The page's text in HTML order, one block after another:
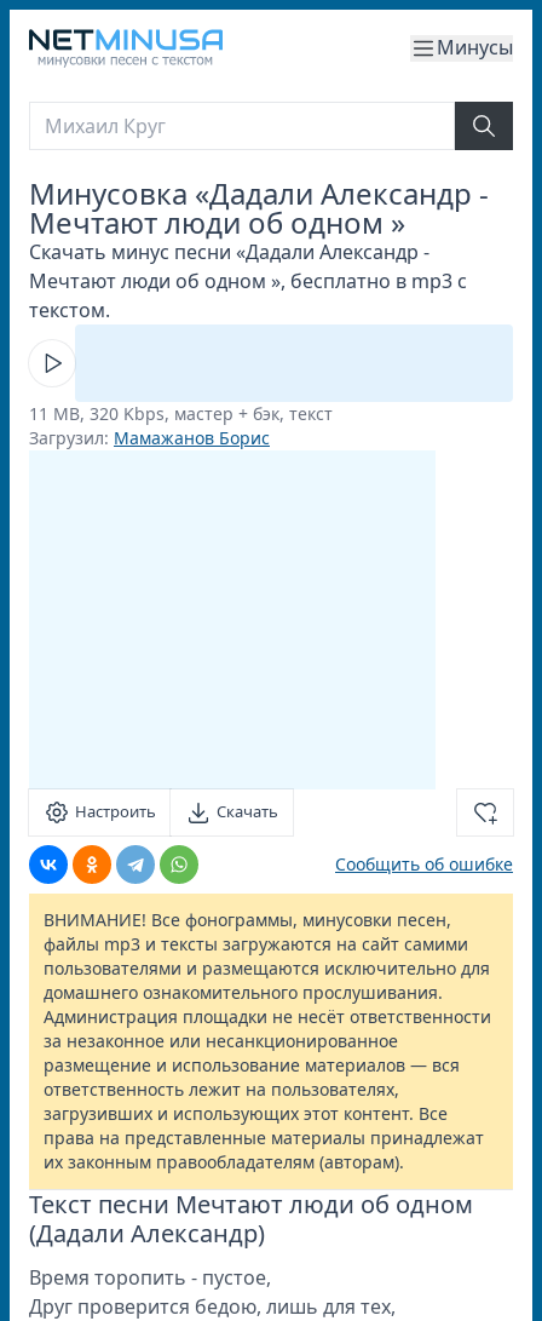
Минусы
Минусовка «Дадали Александр -
Мечтают люди об одном »
Скачать минус песни «Дадали Александр -
Мечтают люди об одном », бесплатно в mp3 с
текстом.
11 MB, 320 Kbps, мастер + бэк, текст
Загрузил: Мамажанов Борис
Настроить Скачать
Сообщить об ошибке
ВНИМАНИЕ! Все фонограммы, минусовки песен,
файлы mp3 и тексты загружаются на сайт самими
пользователями и размещаются исключительно для
домашнего ознакомительного прослушивания.
Администрация площадки не несёт ответственности
за незаконное или несанкционированное
размещение и использование материалов — вся
ответственность лежит на пользователях,
загрузивших и использующих этот контент. Все
права на представленные материалы принадлежат
их законным правообладателям (авторам).
Текст песни Мечтают люди об одном
(Дадали Александр)
Время торопить - пустое,
Друг проверится бедою, лишь для тех,